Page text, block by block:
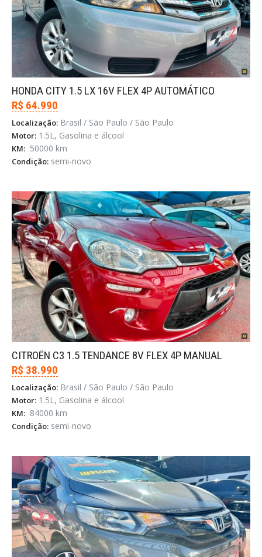
HONDA CITY 1.5 LX 16V FLEX 4P AUTOMÁTICO
R$ 64.990
Localização: Brasil / São Paulo / São Paulo
Motor: 1.5L, Gasolina e álcool
KM: 50000 km
Condição: semi-novo
CITROËN C3 1.5 TENDANCE 8V FLEX 4P MANUAL
R$ 38.990
Localização: Brasil / São Paulo / São Paulo
Motor: 1.5L, Gasolina e álcool
KM: 84000 km
Condição: semi-novo